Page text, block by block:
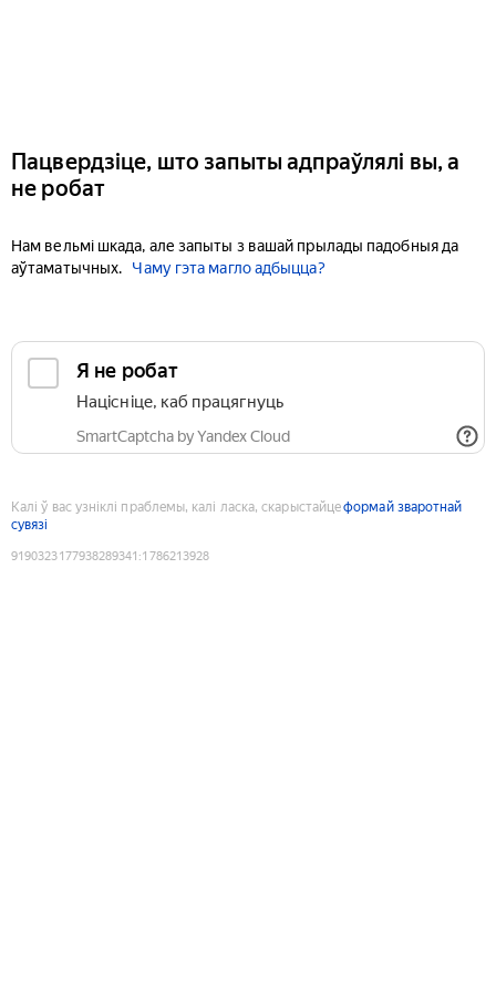
Пацвердзіце, што запыты адпраўлялі вы, а
не робат
Нам вельмі шкада, але запыты з вашай прылады падобныя да
аўтаматычных.
Чаму гэта магло адбыцца?
Я не робат
Націсніце, каб працягнуць
SmartCaptcha by Yandex Cloud
Калі ў вас узніклі праблемы, калі ласка, скарыстайцеформай зваротнай
сувязі
9190323177938289341 :1786213928